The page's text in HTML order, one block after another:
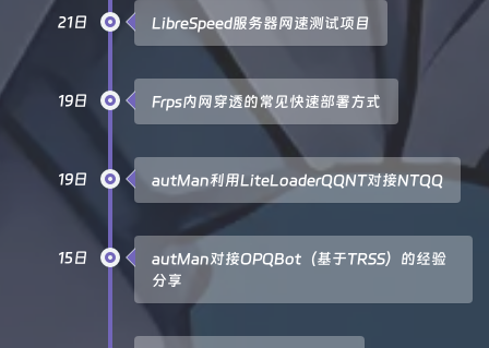
21日 LibreSpeed服务器网速测试项目
19日 Frps内网穿透的常见快速部署方式
19日 autMan利用LiteLoaderQQNT对接NTQQ
15日
autMan对接OPQBot（基于TRSS）的经验
分享